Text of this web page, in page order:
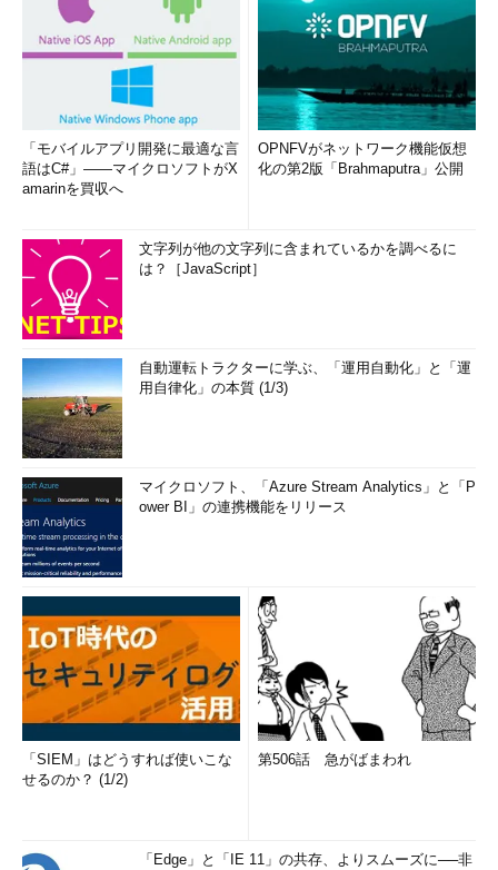
「モバイルアプリ開発に最適な言
語はC#」――マイクロソフトがX
amarinを買収へ
OPNFVがネットワーク機能仮想
化の第2版「Brahmaputra」公開
文字列が他の文字列に含まれているかを調べるに
は？［JavaScript］
自動運転トラクターに学ぶ、「運用自動化」と「運
用自律化」の本質 (1/3)
マイクロソフト、「Azure Stream Analytics」と「P
ower BI」の連携機能をリリース
「SIEM」はどうすれば使いこな
せるのか？ (1/2)
第506話 急がばまわれ
「Edge」と「IE 11」の共存、よりスムーズに──非